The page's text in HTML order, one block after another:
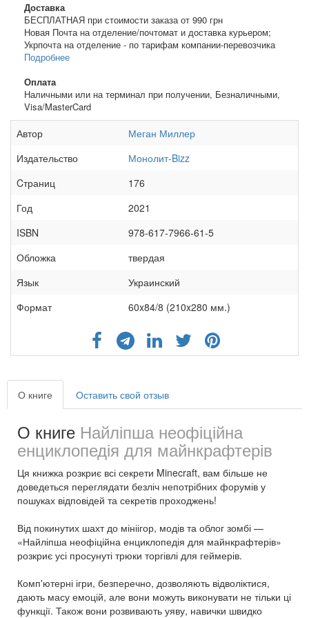
Доставка
БЕСПЛАТНАЯ при стоимости заказа от 990 грн
Новая Почта на отделение/почтомат и доставка курьером;
Укрпочта на отделение - по тарифам компании-перевозчика
Подробнее
Оплата
Наличными или на терминал при получении, Безналичными,
Visa/MasterCard
Автор
Меган Миллер
Издательство
Монолит-Bizz
Cтраниц
176
Год
2021
ISBN
978-617-7966-61-5
Обложка
твердая
Язык
Украинский
Формат
60x84/8 (210x280 мм.)
О книге Оставить свой отзыв
О книге Найліпша неофіційна
енциклопедія для майнкрафтерів
Ця книжка розкриє всі секрети Minecraft, вам більше не
доведеться переглядати безліч непотрібних форумів у
пошуках відповідей та секретів проходжень!
Від покинутих шахт до мініігор, модів та облог зомбі —
«Найліпша неофіційна енциклопедія для майнкрафтерів»
розкриє усі просунуті трюки торгівлі для геймерів.
Комп'ютерні ігри, безперечно, дозволяють відволіктися,
дають масу емоцій, але вони можуть виконувати не тільки ці
функції. Також вони розвивають уяву, навички швидко